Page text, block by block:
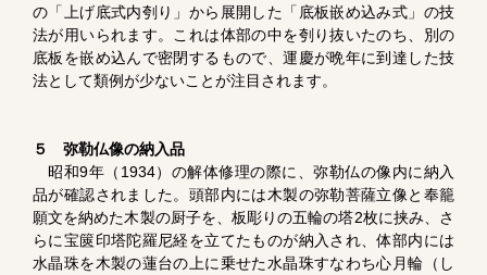
の「上げ底式内刳り」から展開した「底板嵌め込み式」の技
法が用いられます。これは体部の中を刳り抜いたのち、別の
底板を嵌め込んで密閉するもので、運慶が晩年に到達した技
法として類例が少ないことが注目されます。
５ 弥勒仏像の納入品
昭和9年（1934）の解体修理の際に、弥勒仏の像内に納入
品が確認されました。頭部内には木製の弥勒菩薩立像と奉籠
願文を納めた木製の厨子を、板彫りの五輪の塔2枚に挟み、さ
らに宝篋印塔陀羅尼経を立てたものが納入され、体部内には
水晶珠を木製の蓮台の上に乗せた水晶珠すなわち心月輪（し